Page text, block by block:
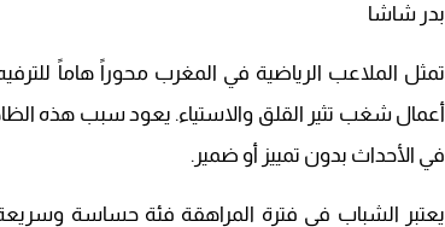
بدر شاشا
تمثل الملاعب الرياضية في المغرب محوراً هاماً للترفيه
أعمال شغب تثير القلق والاستياء. يعود سبب هذه
في الأحداث بدون تمييز أو ضمير.
يعتبر الشباب في فترة المراهقة فئة حساسة